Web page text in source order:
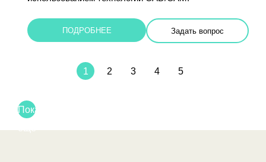
ПОДРОБНЕЕ Задать вопрос
1 2 3 4 5
Показать
еще